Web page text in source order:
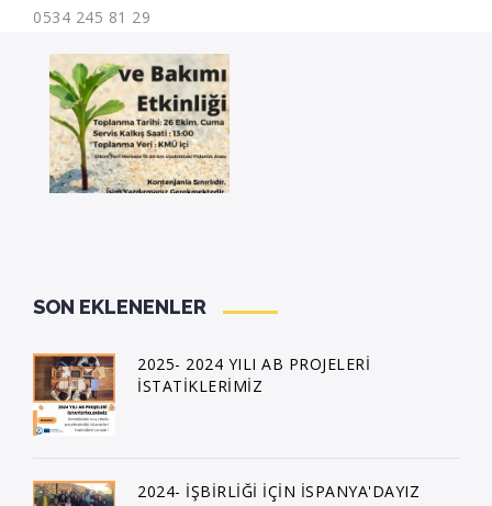
0534 245 81 29
SON EKLENENLER
2025- 2024 YILI AB PROJELERİ
İSTATİKLERİMİZ
2024- İŞBİRLİĞİ İÇİN İSPANYA'DAYIZ